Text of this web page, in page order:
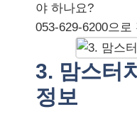
야 하나요?
053-629-6200으
3. 맘스터
정보